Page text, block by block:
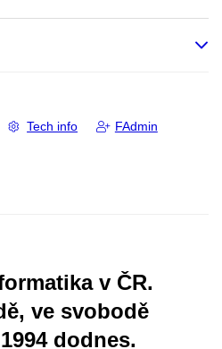
Tech info FAdmin
v ČR.
ve svobodě
dodnes.